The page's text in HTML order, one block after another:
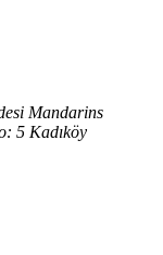
Mandarins
5 Kadıköy